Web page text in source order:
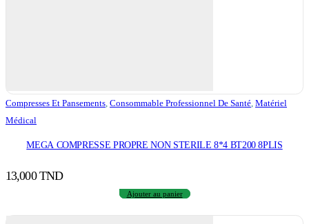
Compresses Et Pansements Consommable Professionnel De Santé Matériel
Médical
MEGA COMPRESSE PROPRE NON STERILE 8*4 BT200 8PLIS
13,000TND
Ajouter au panier